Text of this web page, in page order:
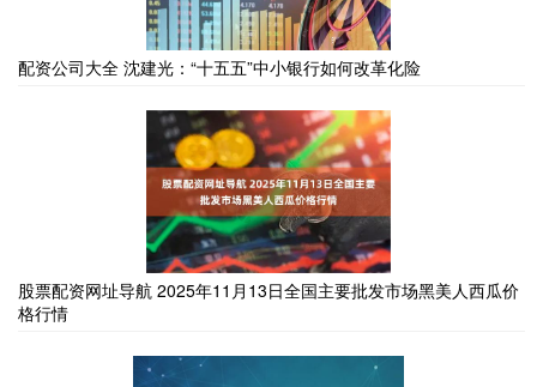
配资公司大全 沈建光：“十五五”中小银行如何改革化险
股票配资网址导航 2025年11月13日全国主要批发市场黑美人西瓜价
格行情